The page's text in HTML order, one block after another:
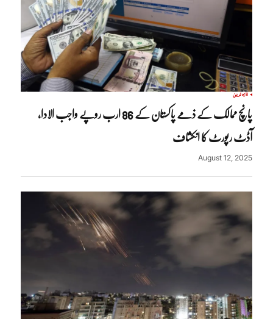
تازہ ترین
پانچ ممالک کے ذمے پاکستان کے 86 ارب روپے واجب الادا،
آڈٹ رپورٹ کا انکشاف
August 12, 2025